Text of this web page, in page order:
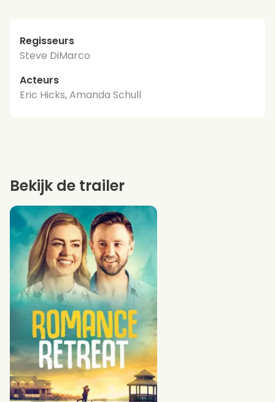
Regisseurs
Steve DiMarco
Acteurs
Eric Hicks, Amanda Schull
Bekijk de trailer